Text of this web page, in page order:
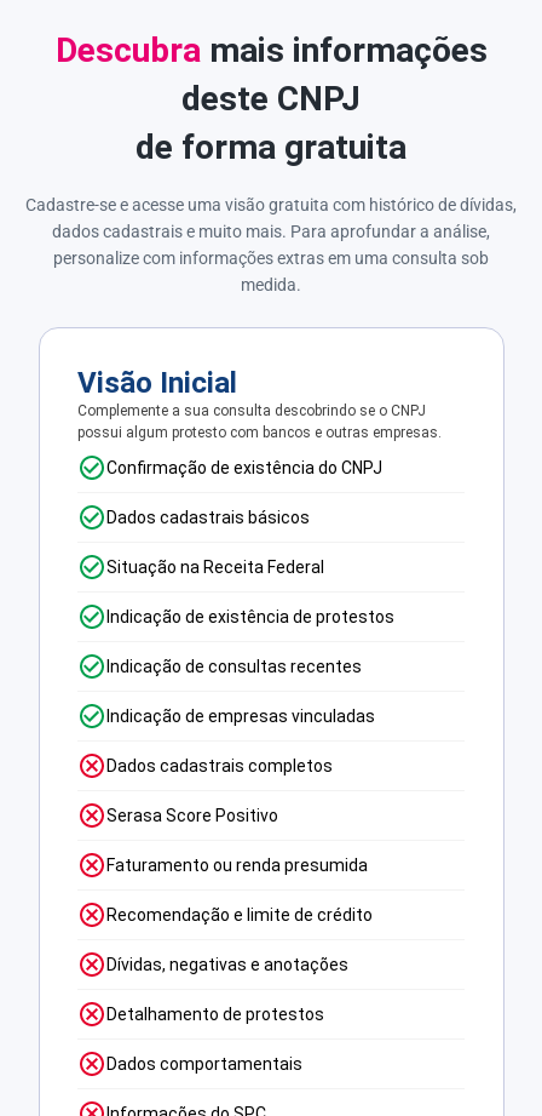
Descubra mais informações
deste CNPJ
de forma gratuita
Cadastre-se e acesse uma visão gratuita com histórico de dívidas,
dados cadastrais e muito mais. Para aprofundar a análise,
personalize com informações extras em uma consulta sob
medida.
Visão Inicial
Complemente a sua consulta descobrindo se o CNPJ
possui algum protesto com bancos e outras empresas.
Confirmação de existência do CNPJ
Dados cadastrais básicos
Situação na Receita Federal
Indicação de existência de protestos
Indicação de consultas recentes
Indicação de empresas vinculadas
Dados cadastrais completos
Serasa Score Positivo
Faturamento ou renda presumida
Recomendação e limite de crédito
Dívidas, negativas e anotações
Detalhamento de protestos
Dados comportamentais